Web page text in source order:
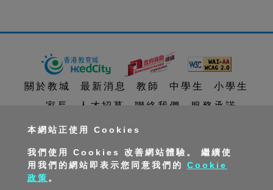
關於教城 最新消息 教師 中學生
小學生
家長
人才招募 聯絡我們
服務承諾
教城電子報
私隱政策聲明 服務條款
版權及知識產權政策
本網站正使用 Cookies
我們使用 Cookies 改善網站體驗。 繼續使
用我們的網站即表示您同意我們的 Cookie
政策 。